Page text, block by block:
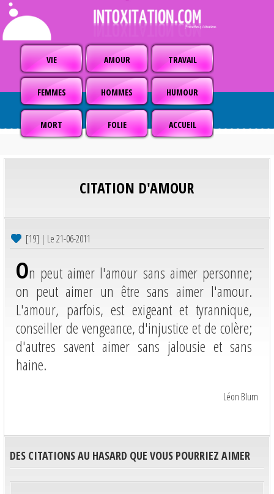
VIE AMOUR TRAVAIL
FEMMES HOMMES HUMOUR
MORT FOLIE ACCUEIL
CITATION D'AMOUR
[19] | Le 21-06-2011
On peut aimer l'amour sans aimer personne;
on peut aimer un être sans aimer l'amour.
L'amour, parfois, est exigeant et tyrannique,
conseiller de vengeance, d'injustice et de colère;
d'autres savent aimer sans jalousie et sans
haine.
Léon Blum
DES CITATIONS AU HASARD QUE VOUS POURRIEZ AIMER